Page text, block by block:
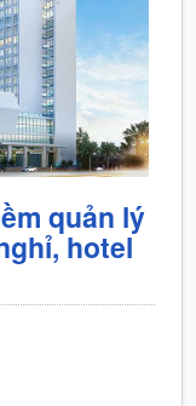
quản lý
hotel